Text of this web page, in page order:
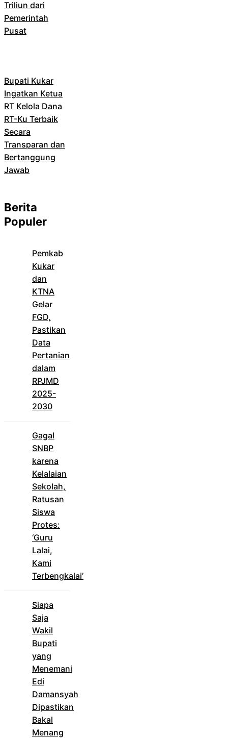
Triliun dari
Pemerintah
Pusat
Bupati Kukar
Ingatkan Ketua
RT Kelola Dana
RT-Ku Terbaik
Secara
Transparan dan
Bertanggung
Jawab
Berita
Populer
Pemkab
Kukar
dan
KTNA
Gelar
FGD,
Pastikan
Data
Pertanian
dalam
RPJMD
2025-
2030
Gagal
SNBP
karena
Kelalaian
Sekolah,
Ratusan
Siswa
Protes:
‘Guru
Lalai,
Kami
Terbengkalai’
Siapa
Saja
Wakil
Bupati
yang
Menemani
Edi
Damansyah
Dipastikan
Bakal
Menang